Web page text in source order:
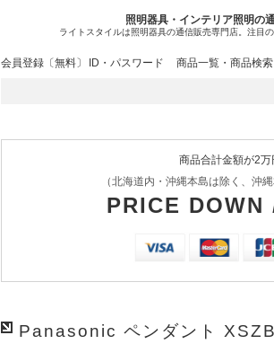
照明器具・インテリア照明の
ライトスタイルは照明器具の通信販売専門店。注目
会員登録〔無料〕 ID・パスワード 商品一覧・商品検索
商品合計金額が2
（北海道内・沖縄本島は除く、沖
PRICE DOWN
Panasonic ペンダント